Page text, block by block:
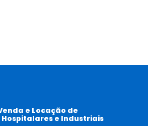
e Locação de
e Industriais